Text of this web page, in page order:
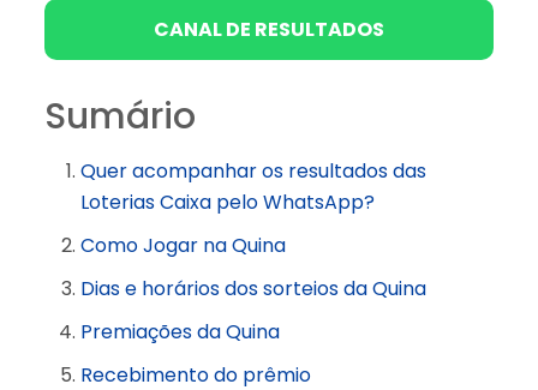
CANAL DE RESULTADOS
Sumário
Quer acompanhar os resultados das
Loterias Caixa pelo WhatsApp?
Como Jogar na Quina
Dias e horários dos sorteios da Quina
Premiações da Quina
Recebimento do prêmio